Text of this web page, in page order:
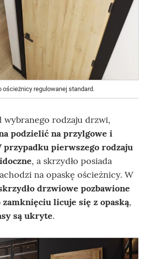
ościeżnicy regulowanej standard.
wybranego rodzaju drzwi,
podzielić na przylgowe i
przypadku pierwszego rodzaju
, a skrzydło posiada
na opaskę ościeżnicy. W
drzwiowe pozbawione
licuje się z opaską,
są ukryte.